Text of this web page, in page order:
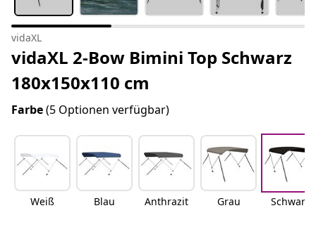
vidaXL
vidaXL 2-Bow Bimini Top Schwarz
180x150x110 cm
Farbe(5 Optionen verfügbar)
Weiß Blau Anthrazit Grau Schwarz